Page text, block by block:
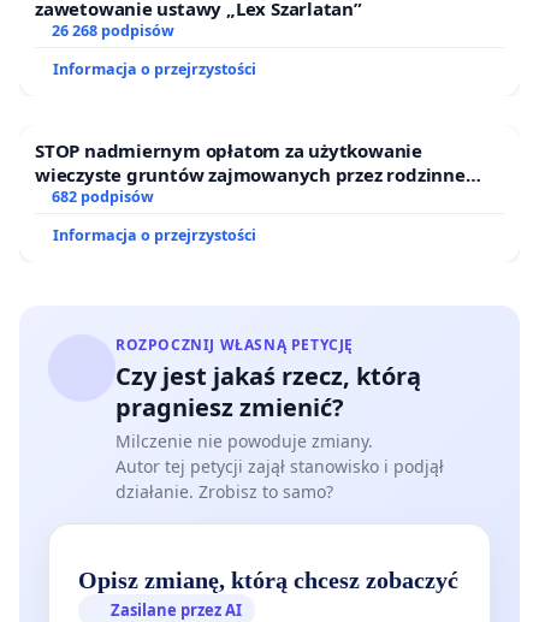
zawetowanie ustawy „Lex Szarlatan”
26 268 podpisów
Informacja o przejrzystości
STOP nadmiernym opłatom za użytkowanie
wieczyste gruntów zajmowanych przez rodzinne
ogrody działkowe.
682 podpisów
Informacja o przejrzystości
ROZPOCZNIJ WŁASNĄ PETYCJĘ
Czy jest jakaś rzecz, którą
pragniesz zmienić?
Milczenie nie powoduje zmiany.
Autor tej petycji zajął stanowisko i podjął
działanie. Zrobisz to samo?
Opisz zmianę, którą chcesz zobaczyć
Zasilane przez AI